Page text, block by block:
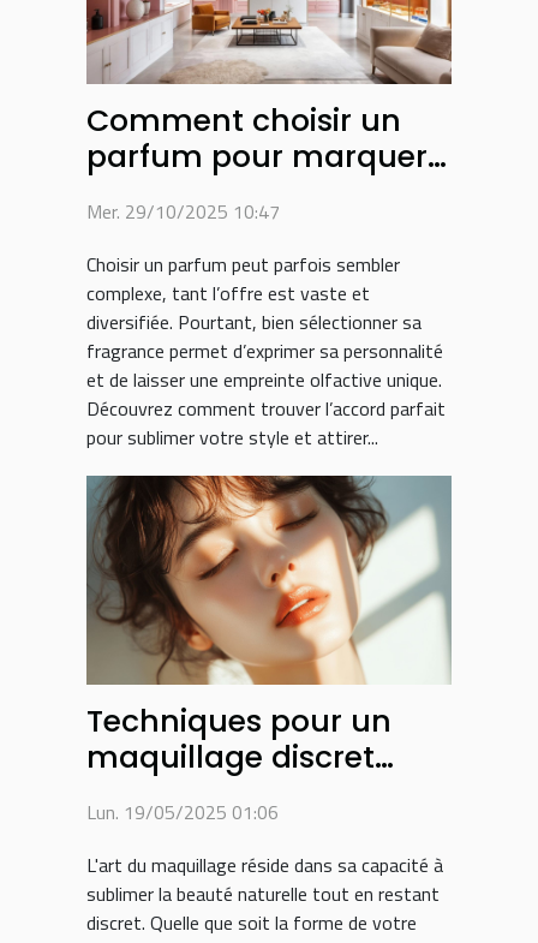
Comment choisir un
parfum pour marquer
Mer. 29/10/2025 10:47
Choisir un parfum peut parfois sembler
complexe, tant l’offre est vaste et
diversifiée. Pourtant, bien sélectionner sa
fragrance permet d’exprimer sa personnalité
et de laisser une empreinte olfactive unique.
Découvrez comment trouver l’accord parfait
pour sublimer votre style et attirer...
Techniques pour un
maquillage discret
visage
Lun. 19/05/2025 01:06
L'art du maquillage réside dans sa capacité à
sublimer la beauté naturelle tout en restant
discret. Quelle que soit la forme de votre